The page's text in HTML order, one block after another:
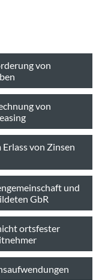
von
von
von Zinsen
und
GbR
ortsfester